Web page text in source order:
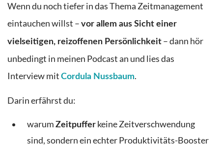
Wenn du noch tiefer in das Thema Zeitmanagement
eintauchen willst – vor allem aus Sicht einer
vielseitigen, reizoffenen Persönlichkeit – dann hör
unbedingt in meinen Podcast an und lies das
Interview mit Cordula Nussbaum.
Darin erfährst du:
warum Zeitpuffer keine Zeitverschwendung
sind, sondern ein echter Produktivitäts-Booster